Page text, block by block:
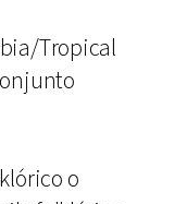
Tropical
o